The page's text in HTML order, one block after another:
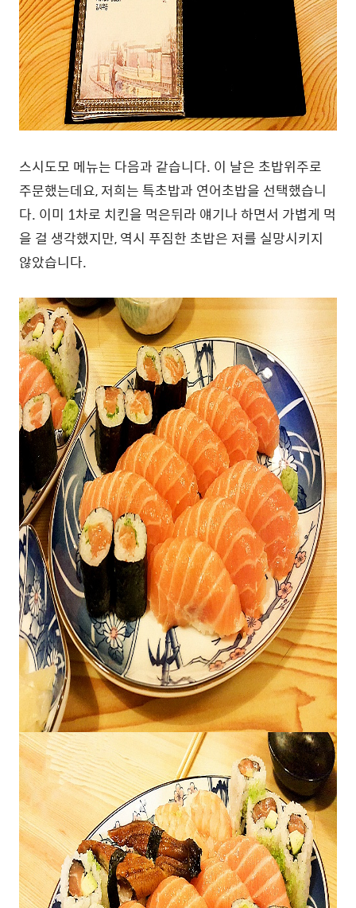
스시도모 메뉴는 다음과 같습니다. 이 날은 초밥위주로
주문했는데요, 저희는 특초밥과 연어초밥을 선택했습니
다. 이미 1차로 치킨을 먹은뒤라 얘기나 하면서 가볍게 먹
을 걸 생각했지만, 역시 푸짐한 초밥은 저를 실망시키지
않았습니다.